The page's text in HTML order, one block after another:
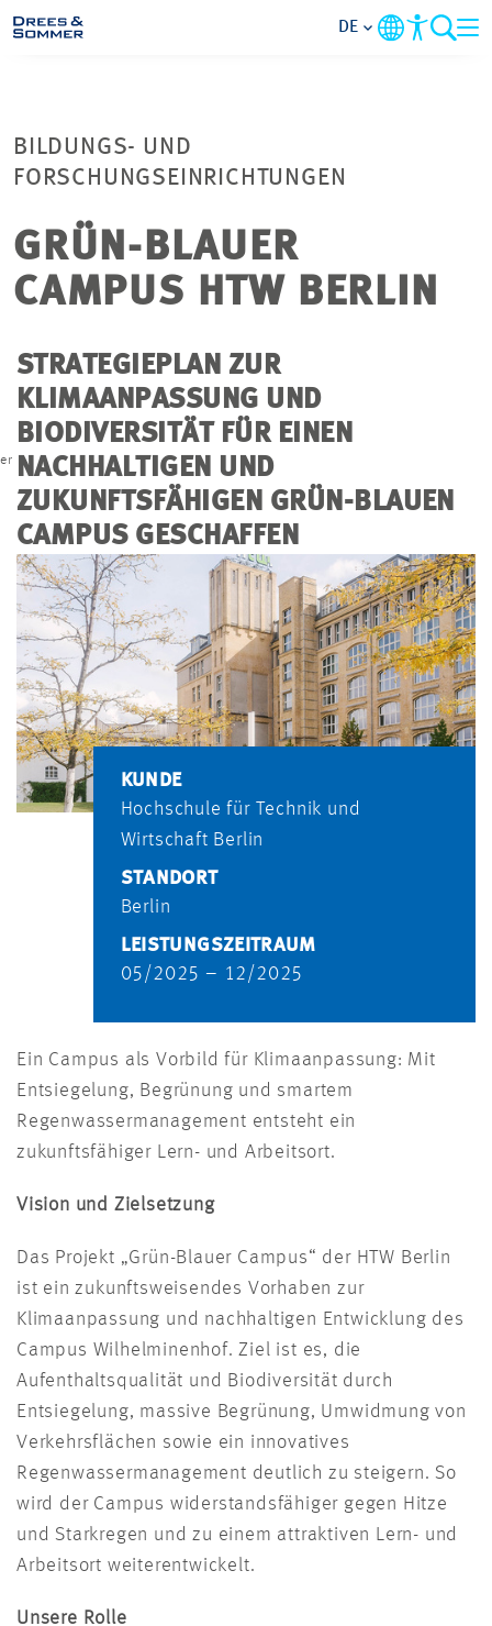
SERVICES
UNTERNEHMEN
IM FOKUS
KARRIERE
PROJEKTE
KONTAKT
DE
BILDUNGS- UND
FORSCHUNGSEINRICHTUNGEN
GRÜN-BLAUER
CAMPUS HTW BERLIN
STRATEGIEPLAN ZUR
KLIMAANPASSUNG UND
BIODIVERSITÄT FÜR EINEN
NACHHALTIGEN UND
ZUKUNFTSFÄHIGEN GRÜN-BLAUEN
CAMPUS GESCHAFFEN
KUNDE
Hochschule für Technik und
Wirtschaft Berlin
STANDORT
Berlin
LEISTUNGSZEITRAUM
05/2025 – 12/2025
Ein Campus als Vorbild für Klimaanpassung: Mit
Entsiegelung, Begrünung und smartem
Regenwassermanagement entsteht ein
zukunftsfähiger Lern- und Arbeitsort.
Vision und Zielsetzung
Das Projekt „Grün-Blauer Campus“ der HTW Berlin
ist ein zukunftsweisendes Vorhaben zur
Klimaanpassung und nachhaltigen Entwicklung des
Campus Wilhelminenhof. Ziel ist es, die
Aufenthaltsqualität und Biodiversität durch
Entsiegelung, massive Begrünung, Umwidmung von
Verkehrsflächen sowie ein innovatives
Regenwassermanagement deutlich zu steigern. So
wird der Campus widerstandsfähiger gegen Hitze
und Starkregen und zu einem attraktiven Lern- und
Arbeitsort weiterentwickelt.
Unsere Rolle